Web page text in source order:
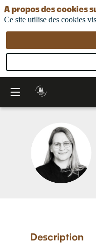
EP
Description
A propos des cookies
Ce site utilise des cookies